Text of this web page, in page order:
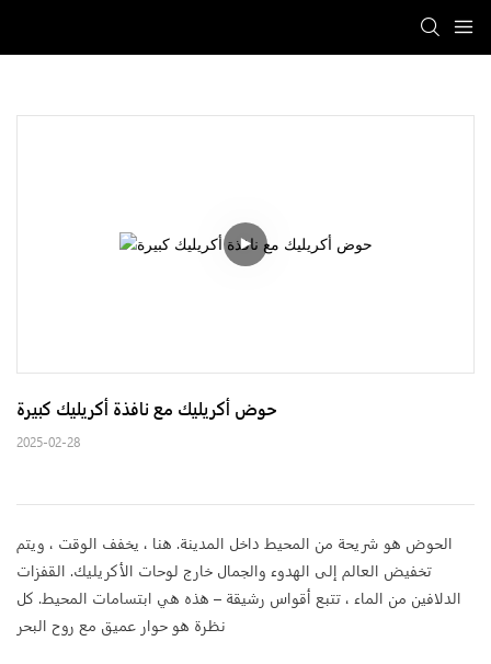
حوض أكريليك مع نافذة أكريليك كبيرة
2025-02-28
الحوض هو شريحة من المحيط داخل المدينة. هنا ، يخفف الوقت ، ويتم
تخفيض العالم إلى الهدوء والجمال خارج لوحات الأكريليك. القفزات
الدلافين من الماء ، تتبع أقواس رشيقة – هذه هي ابتسامات المحيط. كل
نظرة هو حوار عميق مع روح البحر